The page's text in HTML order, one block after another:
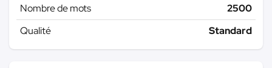
Nombre de mots
2500
Qualité
Standard